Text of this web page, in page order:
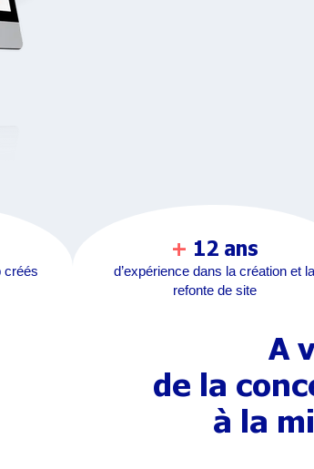
créés
+ 12 ans
d’expérience dans la création et la
refonte de site
A
de la
à la